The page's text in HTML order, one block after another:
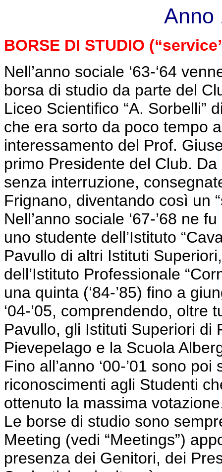
Anno
BORSE DI STUDIO
Nell’anno sociale ‘63-‘64
borsa di studio da parte del
Liceo Scientifico “A. Sorbelli”
che era sorto da poco tempo
interessamento del Prof.
primo Presidente del Club.
senza interruzione,
Frignano, diventando così un
Nell’anno sociale ‘67-’68 ne
uno studente dell’Istituto
Pavullo di altri Istituti
dell’Istituto Professionale
una quinta (‘84-’85) fino a
‘04-’05, comprendendo,
Pavullo, gli Istituti Superiori di
Pievepelago e la Scuola
Fino all’anno ‘00-’01 sono
riconoscimenti agli Studenti
ottenuto la massima
Le borse di studio sono
Meeting (vedi “Meetings”)
presenza dei Genitori, dei